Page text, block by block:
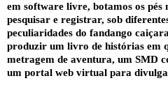
em software livre, botamos os pés
pesquisar e registrar, sob
peculiaridades do fandango
produzir um livro de histórias em
metragem de aventura, um SMD
um portal web virtual para